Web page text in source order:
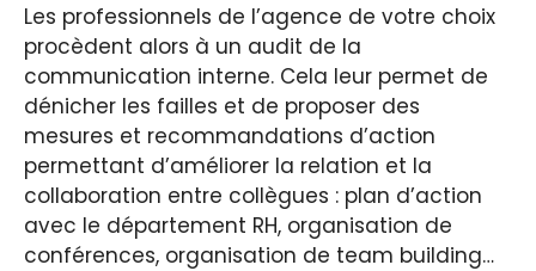
Les professionnels de l’agence de votre choix
procèdent alors à un audit de la
communication interne. Cela leur permet de
dénicher les failles et de proposer des
mesures et recommandations d’action
permettant d’améliorer la relation et la
collaboration entre collègues : plan d’action
avec le département RH, organisation de
conférences, organisation de team building…